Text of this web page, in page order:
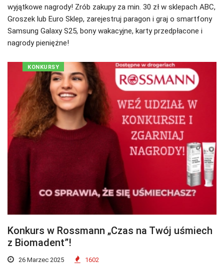
wyjątkowe nagrody! Zrób zakupy za min. 30 zł w sklepach ABC,
Groszek lub Euro Sklep, zarejestruj paragon i graj o smartfony
Samsung Galaxy S25, bony wakacyjne, karty przedpłacone i
nagrody pieniężne!
KONKURSY
Konkurs w Rossmann „Czas na Twój uśmiech
z Biomadent”!
26 Marzec 2025 1602